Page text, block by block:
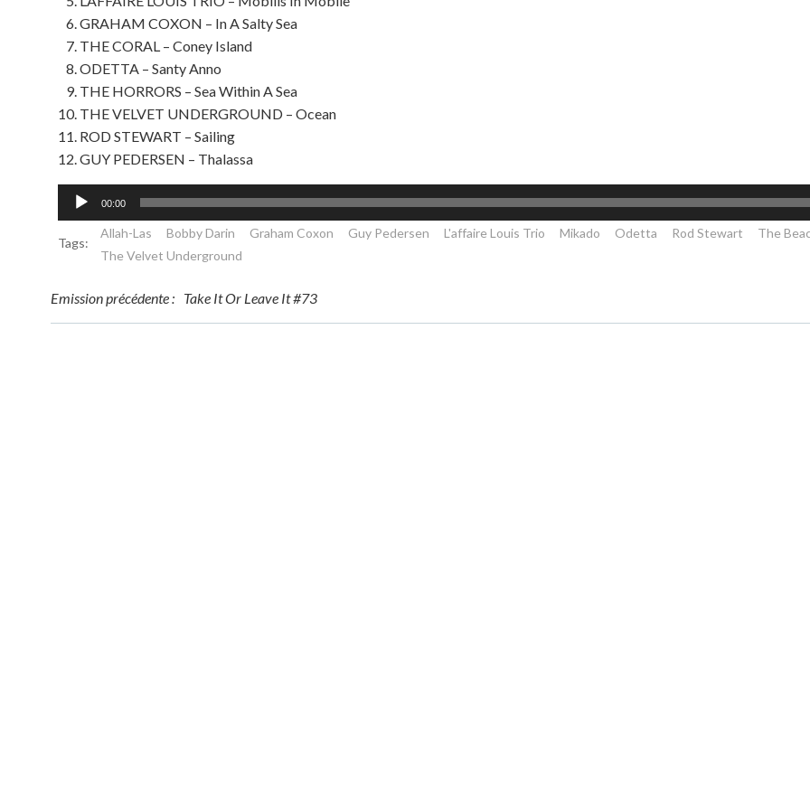
GRAHAM COXON – In A Salty Sea
THE CORAL – Coney Island
ODETTA – Santy Anno
THE HORRORS – Sea Within A Sea
THE VELVET UNDERGROUND – Ocean
ROD STEWART – Sailing
GUY PEDERSEN – Thalassa
Lecteur
audio
00:00
Tags:
Allah-Las Bobby Darin Graham Coxon Guy Pedersen L'affaire Louis Trio Mikado Odetta Rod Stewart The
The Velvet Underground
Post
Emission précédente : Take It Or Leave It #73